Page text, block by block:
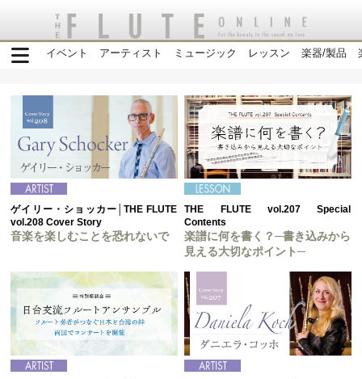
イベント アーティスト ミュージック レッスン 楽器/製品
ゲイリー・ショッカー│THE FLUTE
vol.208 Cover Story
音楽を楽しむことを恐れないで
THE FLUTE vol.207 Special
Contents
楽譜に何を書く？─書き込みから
見える大切なポイント─